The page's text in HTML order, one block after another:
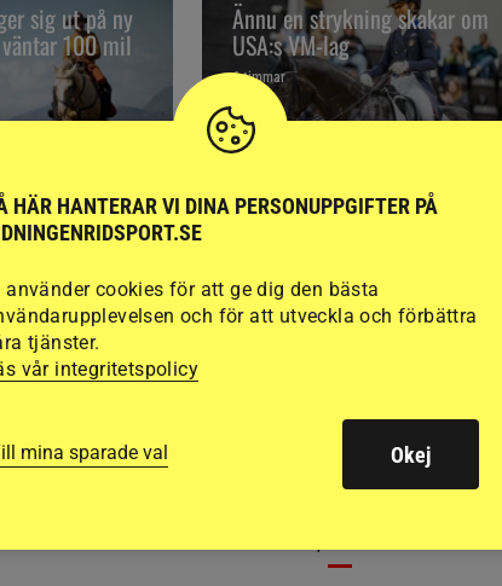
sig ut på ny
100 mil
Ännu en strykning skakar om
USA:s VM-lag
6 timmar
LÄSNING
HÄR HANTERAR VI DINA PERSONUPPGIFTER PÅ
använder cookies för att ge dig den bästa
och för att utveckla och förbättra
tjänster.
vår integritetspolicy
mina sparade val Okej